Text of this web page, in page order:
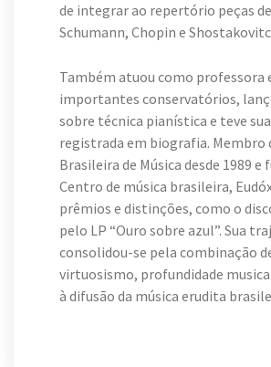
de integrar ao repertório peças
Schumann, Chopin e
Também atuou como professora
importantes conservatórios,
sobre técnica pianística e teve
registrada em biografia. Membro
Brasileira de Música desde 1989 e
Centro de música brasileira,
prêmios e distinções, como o
pelo LP “Ouro sobre azul”. Sua
consolidou-se pela combinação
virtuosismo, profundidade
à difusão da música erudita